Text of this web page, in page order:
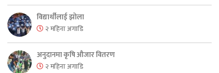
विद्यार्थीलाई झोला
२ महिना अगाडि
अनुदानमा कृषि औजार वितरण
२ महिना अगाडि